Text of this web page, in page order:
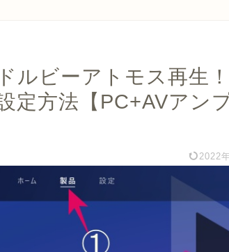
ルビーアトモス再生！
定方法【PC+AVアン
2022